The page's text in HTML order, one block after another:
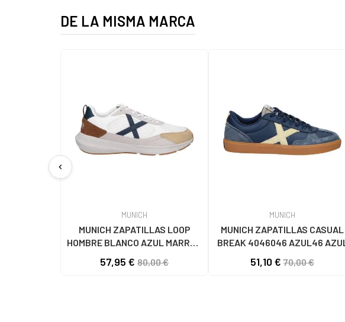
DE LA MISMA MARCA
chevron_left
MUNICH
MUNICH ZAPATILLAS LOOP
HOMBRE BLANCO AZUL MARRÓN
57,95 € 80,00 €
MUNICH
MUNICH ZAPATILLAS CASUAL
BREAK 4046046 AZUL46 AZUL
51,10 € 70,00 €